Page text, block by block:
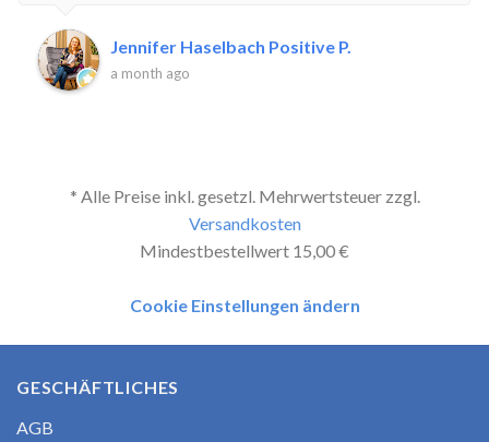
Jennifer Haselbach Positive P.
a month ago
* Alle Preise inkl. gesetzl. Mehrwertsteuer zzgl.
Versandkosten
Mindestbestellwert 15,00 €
Cookie Einstellungen ändern
GESCHÄFTLICHES
AGB